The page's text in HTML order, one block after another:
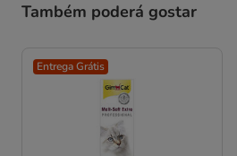
Também poderá gostar
Entrega Grátis